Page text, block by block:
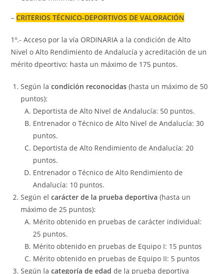
–CRITERIOS TÉCNICO-DEPORTIVOS DE VALORACIÓN
1º.- Acceso por la vía ORDINARIA a la condición de Alto
Nivel o Alto Rendimiento de Andalucía y acreditación de un
mérito dpeortivo: hasta un máximo de 175 puntos.
Según lacondición reconocidas (hasta un máximo de 50
puntos):
Deportista de Alto Nivel de Andalucía: 50 puntos.
Entrenador o Técnico de Alto Nivel de Andalucía: 30
puntos.
Deportista de Alto Rendimiento de Andalucía: 20
puntos.
Entrenador o Técnico de Alto Rendimiento de
Andalucía: 10 puntos.
Según elcarácter de la prueba deportiva (hasta un
máximo de 25 puntos):
Mérito obtenido en pruebas de carácter individual:
25 puntos.
Mérito obtenido en pruebas de Equipo I: 15 puntos
Mérito obtenido en pruebas de Equipo II: 5 puntos
Según lacategoría de edad de la prueba deportiva